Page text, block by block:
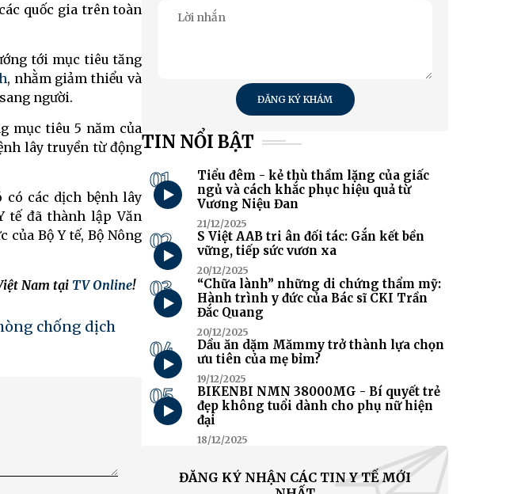
quốc gia trên toàn
tới mục tiêu tăng
, nhằm giảm thiểu và
người.
mục tiêu 5 năm của
lây truyền từ động
các dịch bệnh lây
tế đã thành lập Văn
Bộ Y tế, Bộ Nông
Nam tại TV Online!
chống dịch
ĐĂNG KÝ KHÁM
TIN NỔI BẬT
01
Tiểu đêm - kẻ thù thầm lặng của giấc
ngủ và cách khắc phục hiệu quả từ
Vương Niệu Đan
21/12/2025
02
S Việt AAB tri ân đối tác: Gắn kết bền
vững, tiếp sức vươn xa
20/12/2025
03
“Chữa lành” những di chứng thẩm mỹ:
Hành trình y đức của Bác sĩ CKI Trần
Đắc Quang
20/12/2025
04
Dầu ăn dặm Mămmy trở thành lựa chọn
ưu tiên của mẹ bỉm?
19/12/2025
05
BIKENBI NMN 38000MG - Bí quyết trẻ
đẹp không tuổi dành cho phụ nữ hiện
đại
18/12/2025
ĐĂNG KÝ NHẬN CÁC TIN Y TẾ MỚI